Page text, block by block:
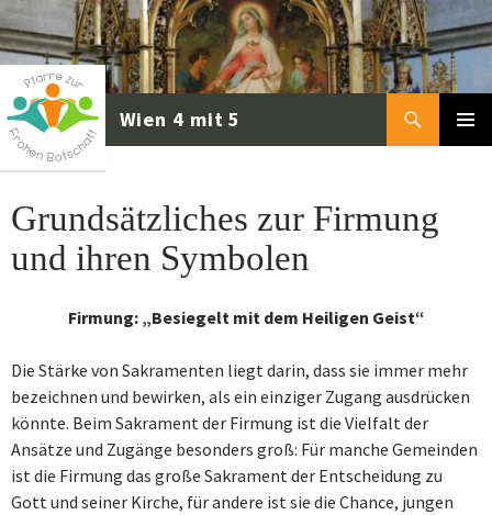
Zum
Inhalt
springen
Suchen
Grundsätzliches zur Firmung
und ihren Symbolen
Firmung: „Besiegelt mit dem Heiligen Geist“
Die Stärke von Sakramenten liegt darin, dass sie immer mehr
bezeichnen und bewirken, als ein einziger Zugang ausdrücken
könnte. Beim Sakrament der Firmung ist die Vielfalt der
Ansätze und Zugänge besonders groß: Für manche Gemeinden
ist die Firmung das große Sakrament der Entscheidung zu
Gott und seiner Kirche, für andere ist sie die Chance, jungen